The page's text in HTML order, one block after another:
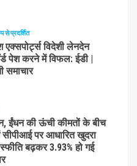
से प्रदर्शित
एक्सपोर्ट्स विदेशी लेनदेन
पेश करने में विफल: ईडी |
समाचार
ईंधन की ऊंची कीमतों के बीच
सीपीआई पर आधारित खुदरा
बढ़कर 3.93% हो गई